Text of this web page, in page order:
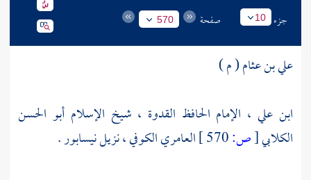
جزء 10 صفحة 570
علي بن عثام ( م )
ابن علي ، الإمام الحافظ القدوة ، شيخ الإسلام أبو الحسن
الكلابي[ص: العامري الكوفي ، نزيلنيسابور.